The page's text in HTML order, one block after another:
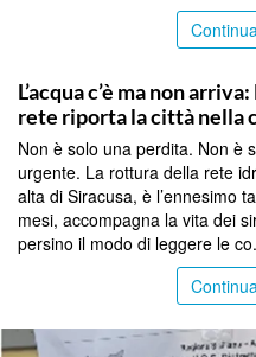
L’acqua c’è ma non
rete riporta la città nella
Non è solo una perdita. Non è
urgente. La rottura della rete
alta di Siracusa, è l’ennesimo
mesi, accompagna la vita dei
persino il modo di leggere le